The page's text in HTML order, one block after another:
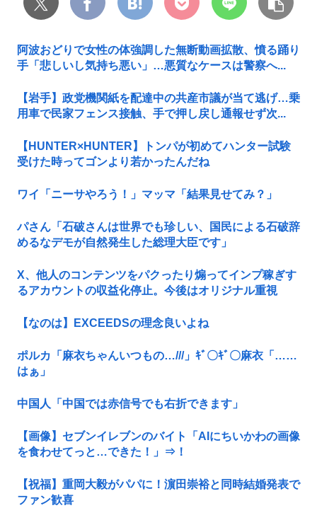
阿波おどりで女性の体強調した無断動画拡散、憤る踊り
手「悲しいし気持ち悪い」…悪質なケースは警察へ...
【岩手】政党機関紙を配達中の共産市議が当て逃げ…乗
用車で民家フェンス接触、手で押し戻し通報せず次...
【HUNTER×HUNTER】トンパが初めてハンター試験
受けた時ってゴンより若かったんだね
ワイ「ニーサやろう！」マッマ「結果見せてみ？」
パさん「石破さんは世界でも珍しい、国民による石破辞
めるなデモが自然発生した総理大臣です」
X、他人のコンテンツをパクったり煽ってインプ稼ぎす
るアカウントの収益化停止。今後はオリジナル重視
【なのは】EXCEEDSの理念良いよね
ポルカ「麻衣ちゃんいつもの…///」ｷﾞ〇ｷﾞ〇麻衣「……
はぁ」
中国人「中国では赤信号でも右折できます」
【画像】セブンイレブンのバイト「AIにちいかわの画像
を食わせてっと…できた！」⇒！
【祝福】重岡大毅がパパに！濵田崇裕と同時結婚発表で
ファン歓喜